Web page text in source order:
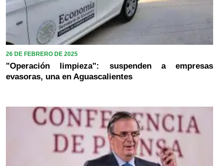
26 DE FEBRERO DE 2025
"Operación limpieza": suspenden a empresas
evasoras, una en Aguascalientes